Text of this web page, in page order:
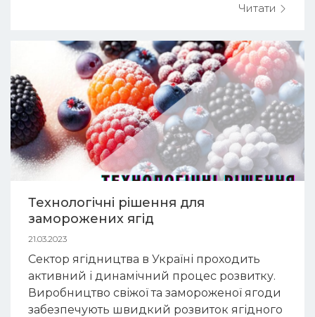
машини пневмопістолетом, необхідно
Читати
Технологічні рішення для
заморожених ягід
21.03.2023
Сектор ягідництва в Україні проходить
активний і динамічний процес розвитку.
Виробництво свіжої та замороженої ягоди
забезпечують швидкий розвиток ягідного